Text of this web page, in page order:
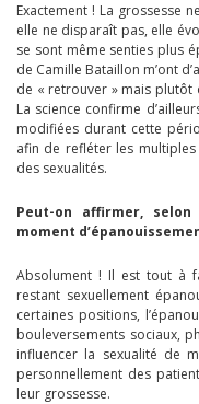
Exactement ! La grossesse
elle ne disparaît pas, elle
se sont même senties plus
de Camille Bataillon m’ont
de « retrouver » mais plutôt
La science confirme
modifiées durant cette
afin de refléter les
des sexualités.
Peut-on affirmer,
moment
Absolument ! Il est tout à
restant sexuellement
certaines positions,
bouleversements sociaux,
influencer la sexualité de
personnellement des
leur grossesse.